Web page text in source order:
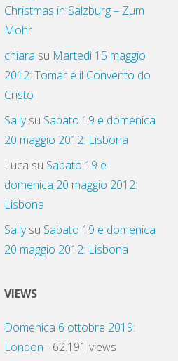
Christmas in Salzburg – Zum
Mohr
chiara su Martedì 15 maggio
2012: Tomar e il Convento do
Cristo
Sallysu Sabato 19 e domenica
20 maggio 2012: Lisbona
Luca su Sabato 19 e
domenica 20 maggio 2012:
Lisbona
Sallysu Sabato 19 e domenica
20 maggio 2012: Lisbona
VIEWS
Domenica 6 ottobre 2019:
London - 62.191 views